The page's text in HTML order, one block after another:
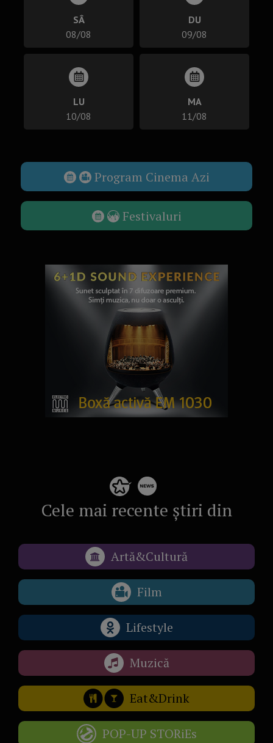
SÂ
08/08
DU
09/08
LU
10/08
MA
11/08
Program Cinema Azi
Festivaluri
Cele mai recente știri din
Artă&Cultură
Film
Lifestyle
Muzică
Eat&Drink
POP-UP STORiEs